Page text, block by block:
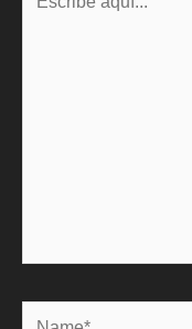
Name*